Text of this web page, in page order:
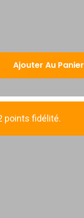
Ajouter Au Panier
points fidélité.